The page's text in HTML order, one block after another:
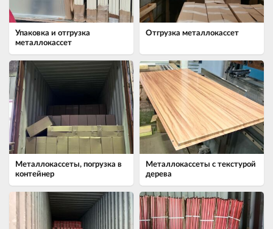
Упаковка и отгрузка
металлокассет
Отгрузка металлокассет
Металлокассеты, погрузка в
контейнер
Металлокассеты с текстурой
дерева